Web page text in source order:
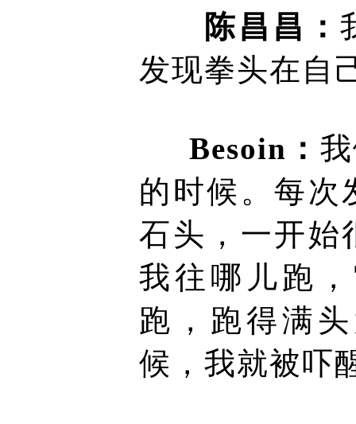
陈昌昌：
发现拳头在自
Besoin：
的时候。每次
石头，一开始
我往哪儿跑
跑，跑得满
候，我就被吓